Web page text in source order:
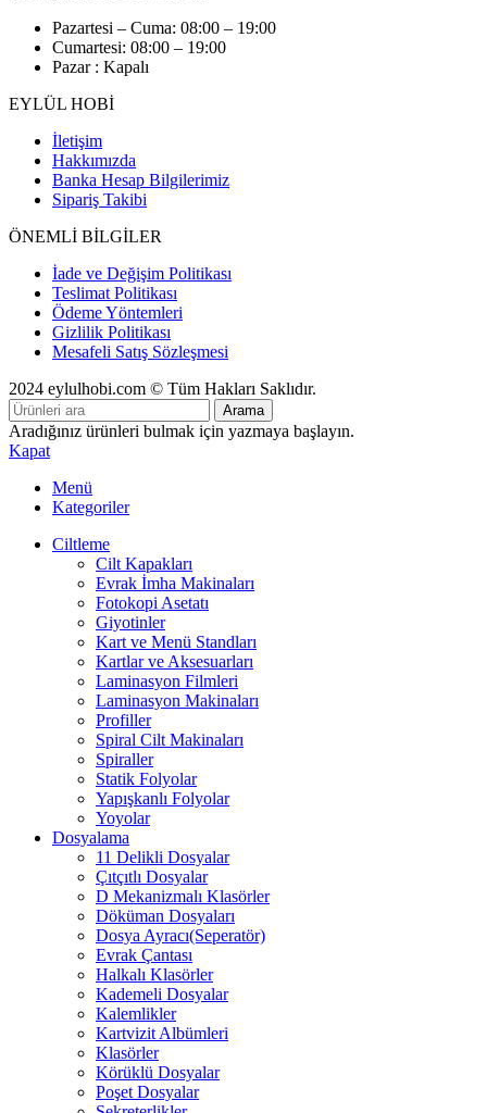
Pazartesi – Cuma: 08:00 – 19:00
Cumartesi: 08:00 – 19:00
Pazar : Kapalı
EYLÜL HOBİ
İletişim
Hakkımızda
Banka Hesap Bilgilerimiz
Sipariş Takibi
ÖNEMLİ BİLGİLER
İade ve Değişim Politikası
Teslimat Politikası
Ödeme Yöntemleri
Gizlilik Politikası
Mesafeli Satış Sözleşmesi
2024 eylulhobi.com © Tüm Hakları Saklıdır.
Arama
Aradığınız ürünleri bulmak için yazmaya başlayın.
Kapat
Menü
Kategoriler
Ciltleme
Cilt Kapakları
Evrak İmha Makinaları
Fotokopi Asetatı
Giyotinler
Kart ve Menü Standları
Kartlar ve Aksesuarları
Laminasyon Filmleri
Laminasyon Makinaları
Profiller
Spiral Cilt Makinaları
Spiraller
Statik Folyolar
Yapışkanlı Folyolar
Yoyolar
Dosyalama
11 Delikli Dosyalar
Çıtçıtlı Dosyalar
D Mekanizmalı Klasörler
Döküman Dosyaları
Dosya Ayracı(Seperatör)
Evrak Çantası
Halkalı Klasörler
Kademeli Dosyalar
Kalemlikler
Kartvizit Albümleri
Klasörler
Körüklü Dosyalar
Poşet Dosyalar